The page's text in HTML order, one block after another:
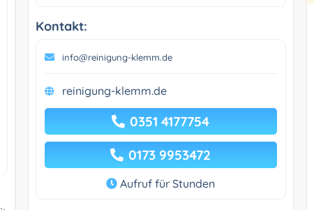
Kontakt:
info@reinigung-klemm.de
reinigung-klemm.de
0351 4177754
0173 9953472
Aufruf für Stunden